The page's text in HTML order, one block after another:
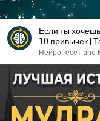
Если ты
10 привычек |
НейроРесет and